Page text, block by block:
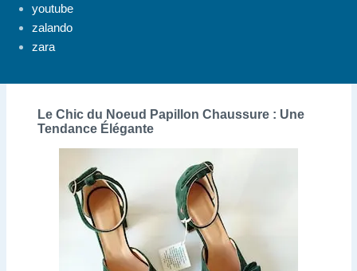
youtube
zalando
zara
Le Chic du Noeud Papillon Chaussure : Une
Tendance Élégante